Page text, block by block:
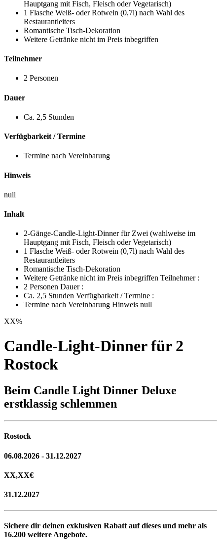
Hauptgang mit Fisch, Fleisch oder Vegetarisch)
1 Flasche Weiß- oder Rotwein (0,7l) nach Wahl des
Restaurantleiters
Romantische Tisch-Dekoration
Weitere Getränke nicht im Preis inbegriffen
Teilnehmer
2 Personen
Dauer
Ca. 2,5 Stunden
Verfügbarkeit / Termine
Termine nach Vereinbarung
Hinweis
null
Inhalt
2-Gänge-Candle-Light-Dinner für Zwei (wahlweise im
Hauptgang mit Fisch, Fleisch oder Vegetarisch)
1 Flasche Weiß- oder Rotwein (0,7l) nach Wahl des
Restaurantleiters
Romantische Tisch-Dekoration
Weitere Getränke nicht im Preis inbegriffen Teilnehmer :
2 Personen Dauer :
Ca. 2,5 Stunden Verfügbarkeit / Termine :
Termine nach Vereinbarung Hinweis null
XX%
Candle-Light-Dinner für 2
Rostock
Beim Candle Light Dinner Deluxe
erstklassig schlemmen
Rostock
06.08.2026 - 31.12.2027
XX,XX€
31.12.2027
Sichere dir deinen exklusiven Rabatt auf dieses und mehr als
16.200 weitere Angebote.